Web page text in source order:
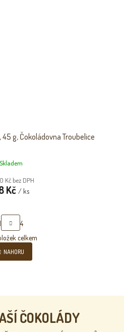
g, Čokoládovna Troubelice
Skladem
Kč bez DPH
Kč / ks
O
v
l
c
p
r
S
T
R
Á
N
K
N
4
celkem
NAHORU
ČOKOLÁDY